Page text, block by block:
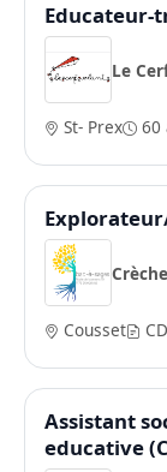
Educateur-
Le
St- Prex 60
Cousset
Assistant
educative